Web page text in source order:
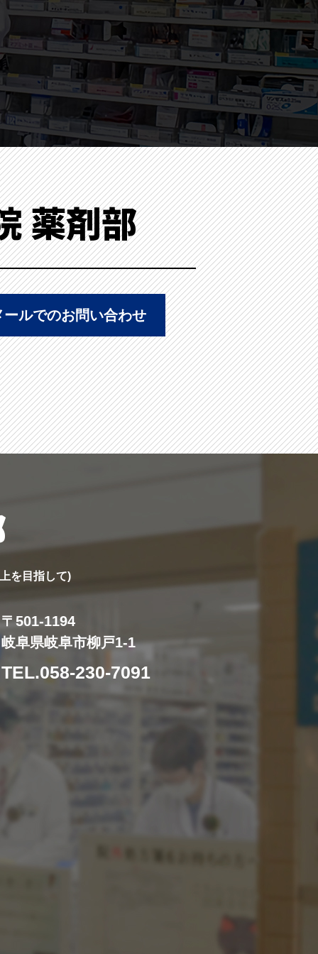
薬剤部
ールでのお問い合わせ
を目指して)
〒501-1194
岐阜県岐阜市柳戸1-1
TEL.058-230-7091